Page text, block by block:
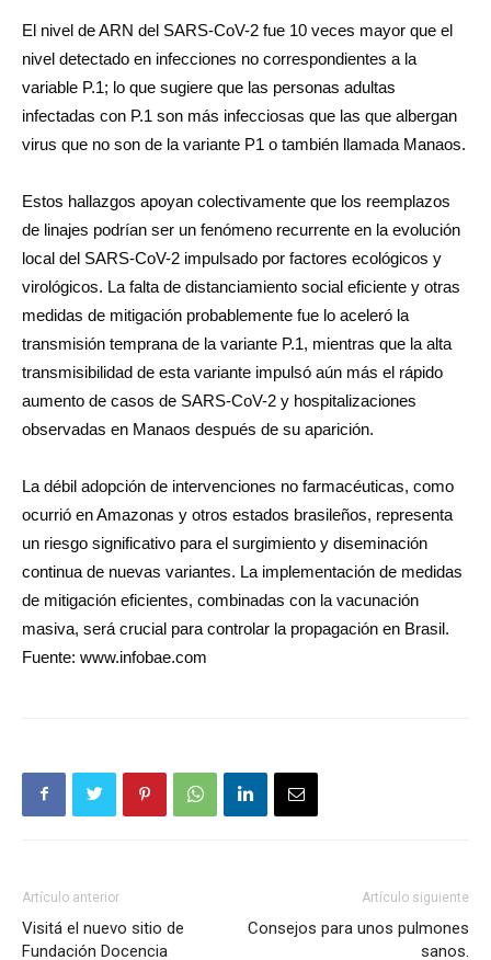
El nivel de ARN del SARS-CoV-2 fue 10 veces mayor que el
nivel detectado en infecciones no correspondientes a la
variable P.1; lo que sugiere que las personas adultas
infectadas con P.1 son más infecciosas que las que albergan
virus que no son de la variante P1 o también llamada Manaos.
Estos hallazgos apoyan colectivamente que los reemplazos
de linajes podrían ser un fenómeno recurrente en la evolución
local del SARS-CoV-2 impulsado por factores ecológicos y
virológicos. La falta de distanciamiento social eficiente y otras
medidas de mitigación probablemente fue lo aceleró la
transmisión temprana de la variante P.1, mientras que la alta
transmisibilidad de esta variante impulsó aún más el rápido
aumento de casos de SARS-CoV-2 y hospitalizaciones
observadas en Manaos después de su aparición.
La débil adopción de intervenciones no farmacéuticas, como
ocurrió en Amazonas y otros estados brasileños, representa
un riesgo significativo para el surgimiento y diseminación
continua de nuevas variantes. La implementación de medidas
de mitigación eficientes, combinadas con la vacunación
masiva, será crucial para controlar la propagación en Brasil.
Fuente: www.infobae.com
Artículo anterior
Visitá el nuevo sitio de
Fundación Docencia
Artículo siguiente
Consejos para unos pulmones
sanos.